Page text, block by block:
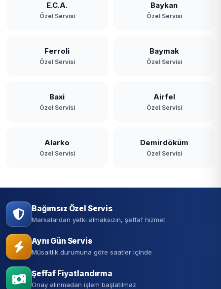
E.C.A.
Özel Servisi
Baykan
Özel Servisi
Ferroli
Özel Servisi
Baymak
Özel Servisi
Baxi
Özel Servisi
Airfel
Özel Servisi
Alarko
Özel Servisi
Demirdöküm
Özel Servisi
Bağımsız Özel Servis
Markalardan yetki almaksızın, şeffaf hizmet
Aynı Gün Servis
Müsaitlik durumuna göre saatler içinde
Şeffaf Fiyatlandırma
Onay alınmadan işlem başlatılmaz